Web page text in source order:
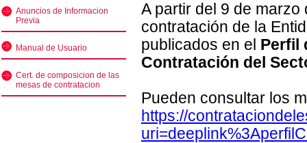
Anuncios de Informacion
Previa
Manual de Usuario
Cert. de composicion de las
mesas de contratacion
A partir del 9 de
contratación de la
publicados en el Perfil
Contratación del
Pueden consultar los
https://